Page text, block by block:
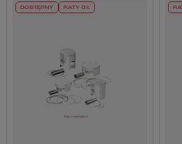
DOSTĘPNY RATY 0%